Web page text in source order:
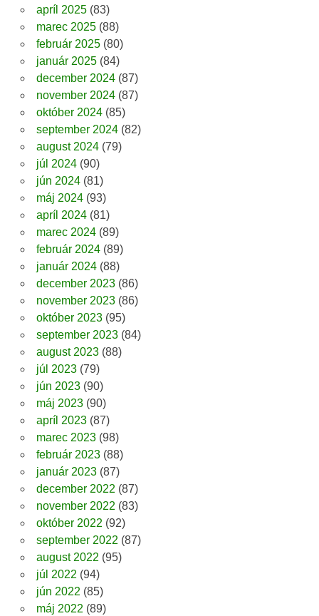
apríl 2025(83)
marec 2025(88)
február 2025(80)
január 2025(84)
december 2024(87)
november 2024(87)
október 2024(85)
september 2024(82)
august 2024(79)
júl 2024(90)
jún 2024(81)
máj 2024(93)
apríl 2024(81)
marec 2024(89)
február 2024(89)
január 2024(88)
december 2023(86)
november 2023(86)
október 2023(95)
september 2023(84)
august 2023(88)
júl 2023(79)
jún 2023(90)
máj 2023(90)
apríl 2023(87)
marec 2023(98)
február 2023(88)
január 2023(87)
december 2022 (87)
november 2022 (83)
október 2022 (92)
september 2022 (87)
august 2022 (95)
júl 2022 (94)
jún 2022 (85)
máj 2022 (89)